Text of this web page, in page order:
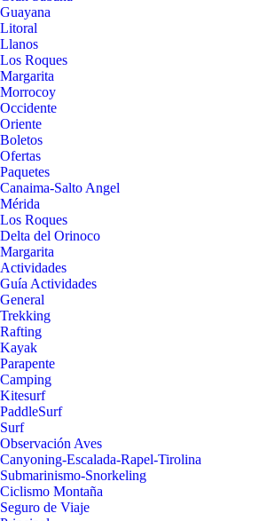
Guayana
Litoral
Llanos
Los Roques
Margarita
Morrocoy
Occidente
Oriente
Boletos
Ofertas
Paquetes
Canaima-Salto Angel
Mérida
Los Roques
Delta del Orinoco
Margarita
Actividades
Guía Actividades
General
Trekking
Rafting
Kayak
Parapente
Camping
Kitesurf
PaddleSurf
Surf
Observación Aves
Canyoning-Escalada-Rapel-Tirolina
Submarinismo-Snorkeling
Ciclismo Montaña
Seguro de Viaje